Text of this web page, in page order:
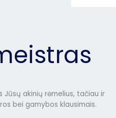
Jūsų akinių rėmelius, tačiau ir
bei gamybos klausimais.